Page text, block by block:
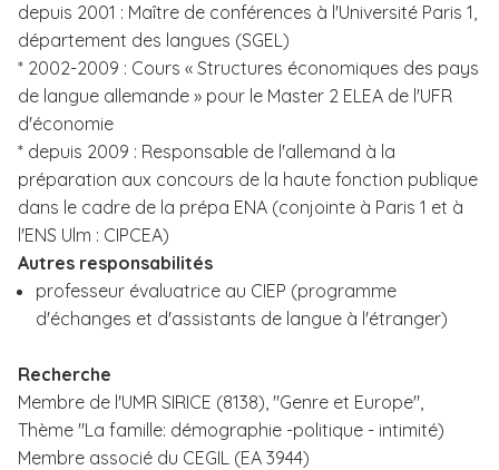
depuis 2001 : Maître de conférences à l'Université Paris 1,
département des langues (SGEL)
* 2002-2009 : Cours « Structures économiques des pays
de langue allemande » pour le Master 2 ELEA de l'UFR
d'économie
* depuis 2009 : Responsable de l'allemand à la
préparation aux concours de la haute fonction publique
dans le cadre de la prépa ENA (conjointe à Paris 1 et à
l'ENS Ulm : CIPCEA)
Autres responsabilités
professeur évaluatrice au CIEP (programme
d'échanges et d'assistants de langue à l'étranger)
Recherche
Membre de l'UMR SIRICE (8138), "Genre et Europe",
Thème "La famille: démographie -politique - intimité)
Membre associé du CEGIL (EA 3944)